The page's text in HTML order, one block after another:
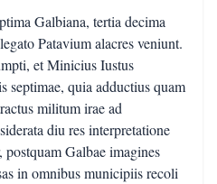
Galbiana, tertia decima
Patavium alacres veniunt.
et Minicius Iustus
septimae, quia adductius quam
militum irae ad
diu res interpretatione
Galbae imagines
in omnibus municipiis recoli